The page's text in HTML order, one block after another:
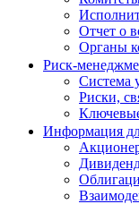
Отчет о
Органы
Риск-
Система
Риски,
Информация